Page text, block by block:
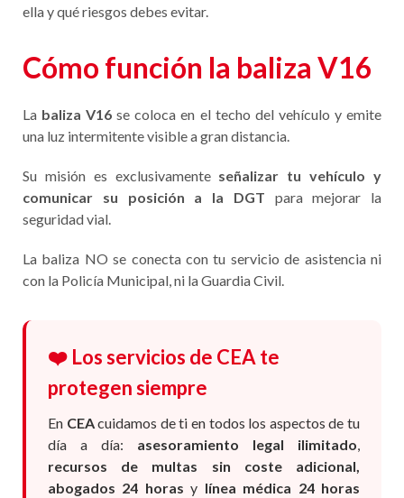
ella y qué riesgos debes evitar.
Cómo función la baliza V16
La baliza V16 se coloca en el techo del vehículo y emite
una luz intermitente visible a gran distancia.
Su misión es exclusivamente señalizar tu vehículo y
comunicar su posición a la DGT para mejorar la
seguridad vial.
La baliza NO se conecta con tu servicio de asistencia ni
con la Policía Municipal, ni la Guardia Civil.
❤️ Los servicios de CEA te
protegen siempre
En CEAcuidamos de ti en todos los aspectos de tu
día a día: asesoramiento legal ilimitado,
recursos de multas sin coste adicional,
abogados 24 horas y línea médica 24 horas